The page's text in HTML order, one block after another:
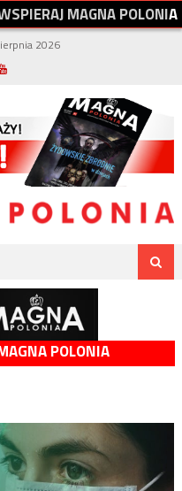
SPIERAJMAGNAPOLONIA
2026
POLONIA